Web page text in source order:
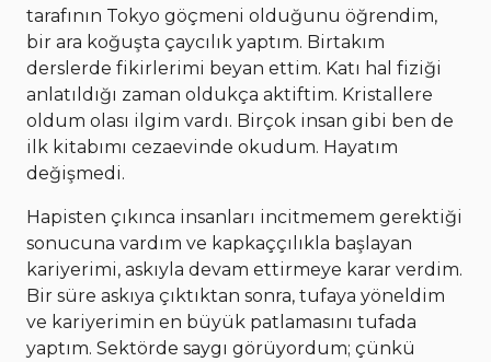
tarafının Tokyo göçmeni olduğunu öğrendim,
bir ara koğuşta çaycılık yaptım. Birtakım
derslerde fikirlerimi beyan ettim. Katı hal fiziği
anlatıldığı zaman oldukça aktiftim. Kristallere
oldum olası ilgim vardı. Birçok insan gibi ben de
ilk kitabımı cezaevinde okudum. Hayatım
değişmedi.
Hapisten çıkınca insanları incitmemem gerektiği
sonucuna vardım ve kapkaççılıkla başlayan
kariyerimi, askıyla devam ettirmeye karar verdim.
Bir süre askıya çıktıktan sonra, tufaya yöneldim
ve kariyerimin en büyük patlamasını tufada
yaptım. Sektörde saygı görüyordum; çünkü